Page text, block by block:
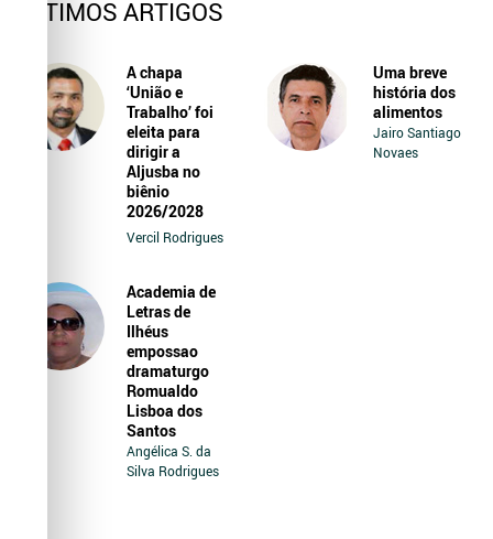
ÚLTIMOS ARTIGOS
A chapa
‘União e
Trabalho’ foi
eleita para
dirigir a
Aljusba no
biênio
2026/2028
Vercil Rodrigues
Uma breve
história dos
alimentos
Jairo Santiago
Novaes
Academia de
Letras de
Ilhéus
empossao
dramaturgo
Romualdo
Lisboa dos
Santos
Angélica S. da
Silva Rodrigues